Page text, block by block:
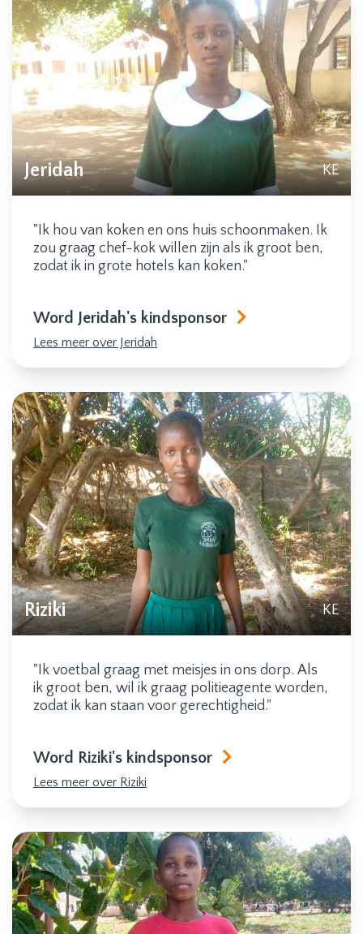
Jeridah KE
"Ik hou van koken en ons huis schoonmaken. Ik
zou graag chef-kok willen zijn als ik groot ben,
zodat ik in grote hotels kan koken."
Word Jeridah's kindsponsor
Lees meer over Jeridah
Riziki KE
"Ik voetbal graag met meisjes in ons dorp. Als
ik groot ben, wil ik graag politieagente worden,
zodat ik kan staan voor gerechtigheid."
Word Riziki's kindsponsor
Lees meer over Riziki